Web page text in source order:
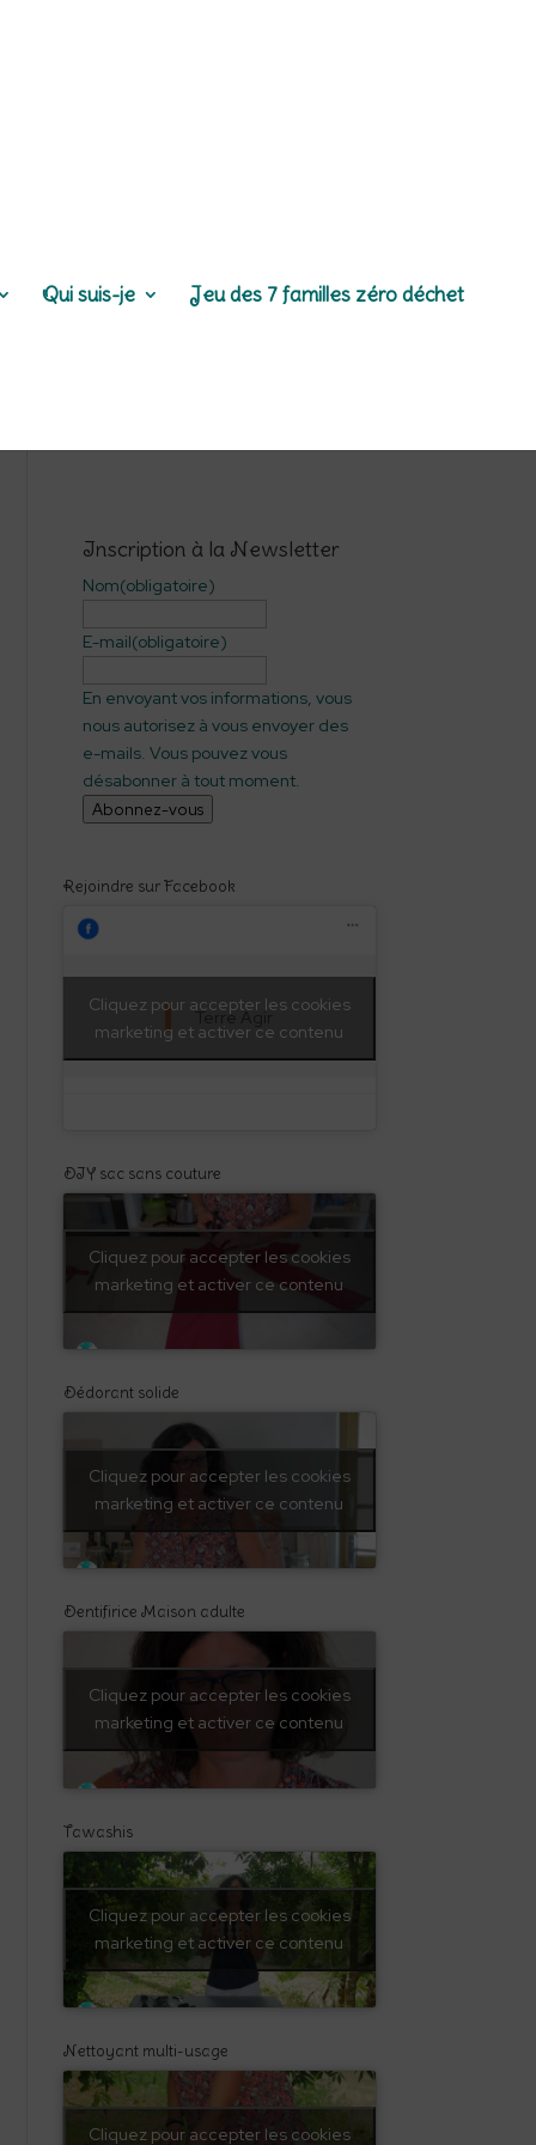
Qui suis-je Jeu des 7 familles zéro déchet
Inscription à la Newsletter
Nom(obligatoire)
E-mail(obligatoire)
En envoyant vos informations, vous
nous autorisez à vous envoyer des
e-mails. Vous pouvez vous
désabonner à tout moment.
Abonnez-vous
Rejoindre sur Facebook
Terre Agir
Cliquez pour accepter les cookies
marketing et activer ce contenu
DIY sac sans couture
Cliquez pour accepter les cookies
marketing et activer ce contenu
Dédorant solide
Cliquez pour accepter les cookies
marketing et activer ce contenu
Dentifirice Maison adulte
Cliquez pour accepter les cookies
marketing et activer ce contenu
Tawashis
Cliquez pour accepter les cookies
marketing et activer ce contenu
Nettoyant multi-usage
Cliquez pour accepter les cookies